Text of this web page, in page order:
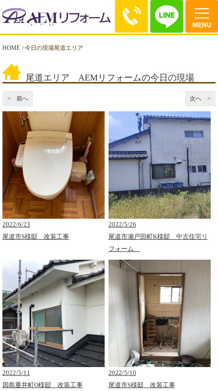
HOME >今日の現場尾道エリア
尾道エリア AEMリフォームの今日の現場
< 前へ 次へ >
2022/6/23
尾道市S様邸 改装工事
2022/5/26
尾道市瀬戸田町K様邸 中古住宅リ
フォーム
2022/5/11
因島重井町O様邸 改装工事
2022/5/10
尾道市S様邸 改装工事